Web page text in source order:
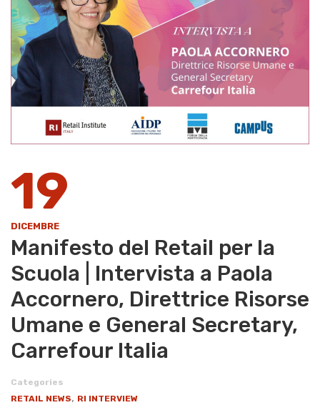
19
DICEMBRE
Manifesto del Retail per la
Scuola | Intervista a Paola
Accornero, Direttrice Risorse
Umane e General Secretary,
Carrefour Italia
Categories
RETAIL NEWS, RI INTERVIEW